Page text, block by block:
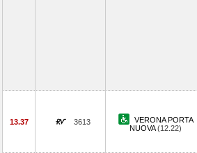
13.37 3613
VERONA PORTA
NUOVA(12.22)